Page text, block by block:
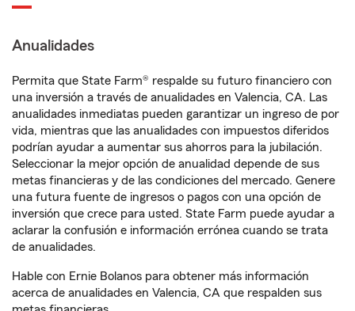
Anualidades
Permita que State Farm® respalde su futuro financiero con
una inversión a través de anualidades en Valencia, CA. Las
anualidades inmediatas pueden garantizar un ingreso de por
vida, mientras que las anualidades con impuestos diferidos
podrían ayudar a aumentar sus ahorros para la jubilación.
Seleccionar la mejor opción de anualidad depende de sus
metas financieras y de las condiciones del mercado. Genere
una futura fuente de ingresos o pagos con una opción de
inversión que crece para usted. State Farm puede ayudar a
aclarar la confusión e información errónea cuando se trata
de anualidades.
Hable con Ernie Bolanos para obtener más información
acerca de anualidades en Valencia, CA que respalden sus